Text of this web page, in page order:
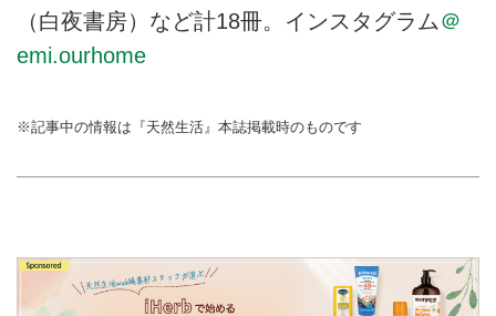
（白夜書房）など計18冊。インスタグラム＠
emi.ourhome
※記事中の情報は『天然生活』本誌掲載時のものです